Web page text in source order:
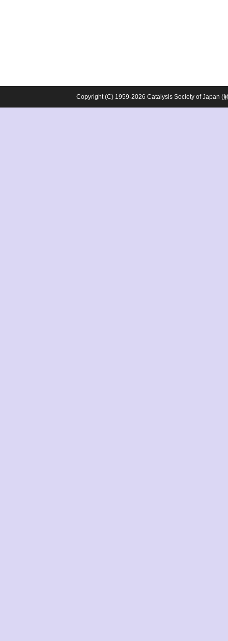
Copyright (C) 1959-2026 Catalysis Society of Japan (